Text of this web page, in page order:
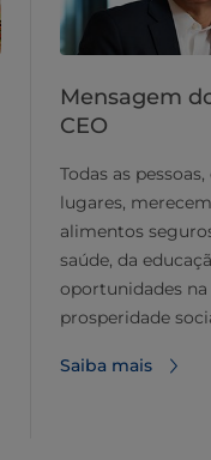
Mensagem
CEO
Todas as
lugares,
alimentos
saúde, da
oportunidades na
prosperidade
Saiba mais